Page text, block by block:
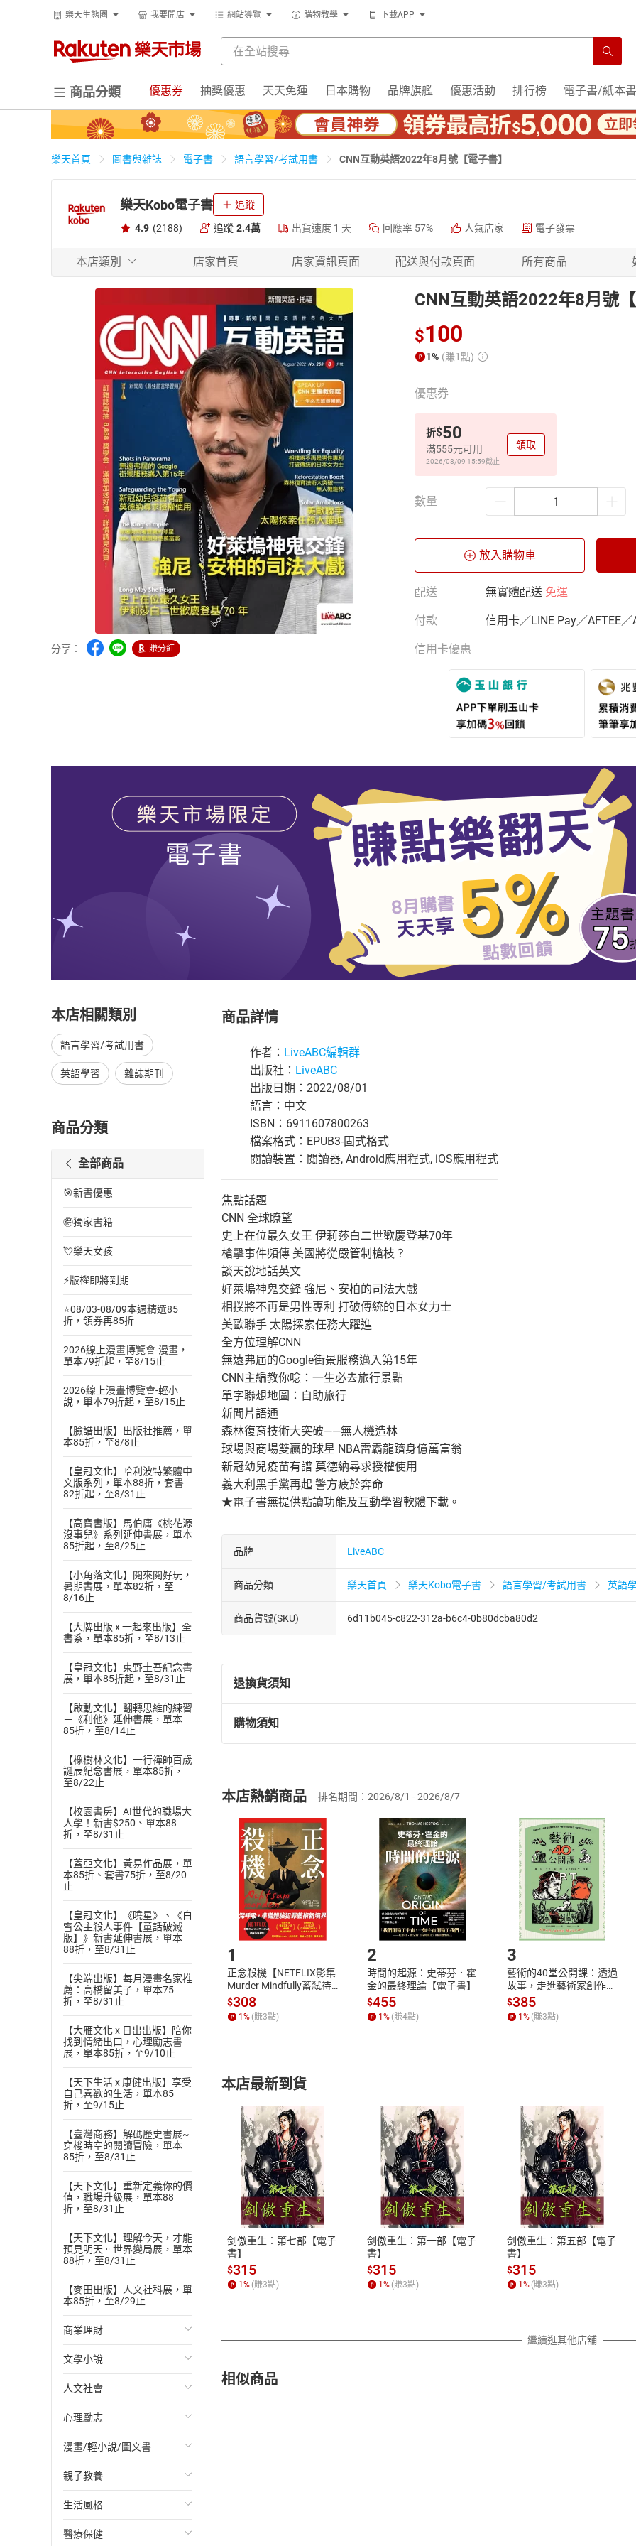
樂天生態圈 我要開店 網站導覽 購物教學 下載APP
商品分類 優惠券 抽獎優惠 天天免運 日本購物 品牌旗艦 優惠活動 排行榜 電子書/紙本書
樂天首頁 圖書與雜誌 電子書 語言學習/考試用書 CNN互動英語2022年8月號【電子書】
樂天Kobo電子書 追蹤
4.9 (2188) 追蹤 2.4萬 出貨速度 1 天 回應率 57% 人氣店家 電子發票
本店類別 店家首頁 店家資訊頁面 配送與付款頁面 所有商品
分享： 賺分紅
CNN互動英語2022年8月號
$100
1% (賺1點)
優惠券
折$50
滿555元可用
2026/08/09 15:59截止
領取
數量
放入購物車
配送 無實體配送 免運
付款 信用卡／LINE Pay／AFTEE／
信用卡優惠
本店相關類別
語言學習/考試用書
英語學習 雜誌期刊
商品分類
全部商品
🎯新書優惠
🉐獨家書籍
💘樂天女孩
⚡版權即將到期
⭐08/03-08/09本週精選85
折，領券再85折
2026線上漫畫博覽會-漫畫，
單本79折起，至8/15止
2026線上漫畫博覽會-輕小
說，單本79折起，至8/15止
【臉譜出版】出版社推薦，單
本85折，至8/8止
【皇冠文化】哈利波特繁體中
文版系列，單本88折，套書
82折起，至8/31止
【高寶書版】馬伯庸《桃花源
沒事兒》系列延伸書展，單本
85折起，至8/25止
【小角落文化】閱來閱好玩，
暑期書展，單本82折，至
8/16止
【大牌出版 x 一起來出版】全
書系，單本85折，至8/13止
【皇冠文化】東野圭吾紀念書
展，單本85折起，至8/31止
【啟動文化】翻轉思維的練習
－《利他》延伸書展，單本
85折，至8/14止
【橡樹林文化】一行禪師百歲
誕辰紀念書展，單本85折，
至8/22止
【校園書房】AI世代的職場大
人學！新書$250、單本88
折，至8/31止
【蓋亞文化】黃易作品展，單
本85折、套書75折，至8/20
止
【皇冠文化】《曉星》、《白
雪公主殺人事件【童話破滅
版】》新書延伸書展，單本
88折，至8/31止
【尖端出版】每月漫畫名家推
薦：高橋留美子，單本75
折，至8/31止
【大雁文化 x 日出出版】陪你
找到情緒出口，心理勵志書
展，單本85折，至9/10止
【天下生活 x 康健出版】享受
自己喜歡的生活，單本85
折，至9/15止
【臺灣商務】解碼歷史書展~
穿梭時空的閱讀冒險，單本
85折，至8/31止
【天下文化】重新定義你的價
值，職場升級展，單本88
折，至8/31止
【天下文化】理解今天，才能
預見明天。世界變局展，單本
88折，至8/31止
【麥田出版】人文社科展，單
本85折，至8/29止
商業理財
投資理財
經濟/趨勢
財務/金融
管理/領導
職場工作術
成功法
行銷/廣告
文學小說
歐美文學
日本文學
韓國文學
華文文學
經典文學
成長/家庭生活小說
人文社會
國際關係
政治
社會科學
台灣/中國歷史
日/韓歷史
心理勵志
心靈成長/情緒
人際關係
兩性關係
心理學
漫畫/輕小說/圖文書
輕小說
奇幻/科幻
愛情故事
親子教養
教育現場
兒童文學/故事
生活風格
飲食/食譜
醫療保健
商品詳情
作者： LiveABC編輯群
出版社： LiveABC
出版日期：2022/08/01
語言：中文
ISBN：6911607800263
檔案格式：EPUB3-固式格式
閱讀裝置：閱讀器, Android應用程式, iOS應用程式
焦點話題
CNN 全球瞭望
史上在位最久女王 伊莉莎白二世歡慶登基70年
槍擊事件頻傳 美國將從嚴管制槍枝？
談天說地話英文
好萊塢神鬼交鋒 強尼、安柏的司法大戲
相撲將不再是男性專利 打破傳統的日本女力士
美歐聯手 太陽探索任務大躍進
全方位理解CNN
無遠弗屆的Google街景服務邁入第15年
CNN主編教你唸：一生必去旅行景點
單字聯想地圖：自助旅行
新聞片語通
森林復育技術大突破——無人機造林
球場與商場雙贏的球星 NBA雷霸龍躋身億萬富翁
新冠幼兒疫苗有譜 莫德納尋求授權使用
義大利黑手黨再起 警方疲於奔命
★電子書無提供點讀功能及互動學習軟體下載。
品牌 LiveABC
商品分類 樂天首頁 樂天Kobo電子書 語言學習/考試用書 英語
商品貨號(SKU) 6d11b045-c822-312a-b6c4-0b80dcba80d2
退換貨須知
退換貨規定：
(一)依消費者保護法第19條第1項後段暨通訊交易解除權合理例外情事適用
(二)消費者訂購本店鋪之商品即代表知悉本店鋪所銷售之商品為電子書，
且已下載/存取電子書，不得請求退貨退款。
退貨方式：您欲取消訂單或辦理退貨時，請登入樂天市場，並於「我的訂單
貨」，本店鋪將依您的申請進行審核，待審核通過後將為您辦理退款事宜。
請注意，樂天市場須以整筆訂單為單位進行取消/退貨，恕無法以單支商品取
購物須知
挑選商品
Choose
放入購物車
Shopping cart
登入帳號
Login
購書後，如何開始使用？
Step1.選擇閱讀載具 Step2.登入
付款方式
ATM轉帳、信用卡、LINE PAY、AFTEE
退換貨規範
本店是否提供消費者保護法七日猶
之權利，遽消費者保護法及通訊交
除權合理例外情事適用準則，依商
質各有不同規定。詳細退換貨說明
照各商品說明。
本店熱銷商品 排名期間：2026/8/1 - 2026/8/7
1
正念殺機【NETFLIX影集
Murder Mindfully蓄弒待
發】【電子書】
$308
1 % (賺3點)
2
時間的起源：史蒂芬．霍
金的最終理論【電子書】
$455
1 % (賺4點)
3
藝術的40堂公開課：透過
故事，走進藝術家創作現
場，看藝術如何誕生、如
何形塑人類生活【電子
書】
$385
1 % (賺3點)
本店最新到貨
剑傲重生：第七部【電子
書】
$315
1 % (賺3點)
剑傲重生：第一部【電子
書】
$315
1 % (賺3點)
剑傲重生：第五部【電子
書】
$315
1 % (賺3點)
繼續逛其他店舖
相似商品